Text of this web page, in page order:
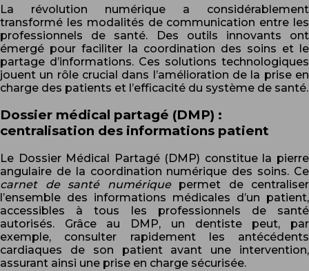
La révolution numérique a considérablement
transformé les modalités de communication entre les
professionnels de santé. Des outils innovants ont
émergé pour faciliter la coordination des soins et le
partage d’informations. Ces solutions technologiques
jouent un rôle crucial dans l’amélioration de la prise en
charge des patients et l’efficacité du système de santé.
Dossier médical partagé (DMP) :
centralisation des informations patient
Le Dossier Médical Partagé (DMP) constitue la pierre
angulaire de la coordination numérique des soins. Ce
carnet de santé numérique permet de centraliser
l’ensemble des informations médicales d’un patient,
accessibles à tous les professionnels de santé
autorisés. Grâce au DMP, un dentiste peut, par
exemple, consulter rapidement les antécédents
cardiaques de son patient avant une intervention,
assurant ainsi une prise en charge sécurisée.